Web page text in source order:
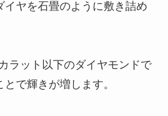
イヤを石畳のように敷き詰め
ラット以下のダイヤモンドで
で輝きが増します。